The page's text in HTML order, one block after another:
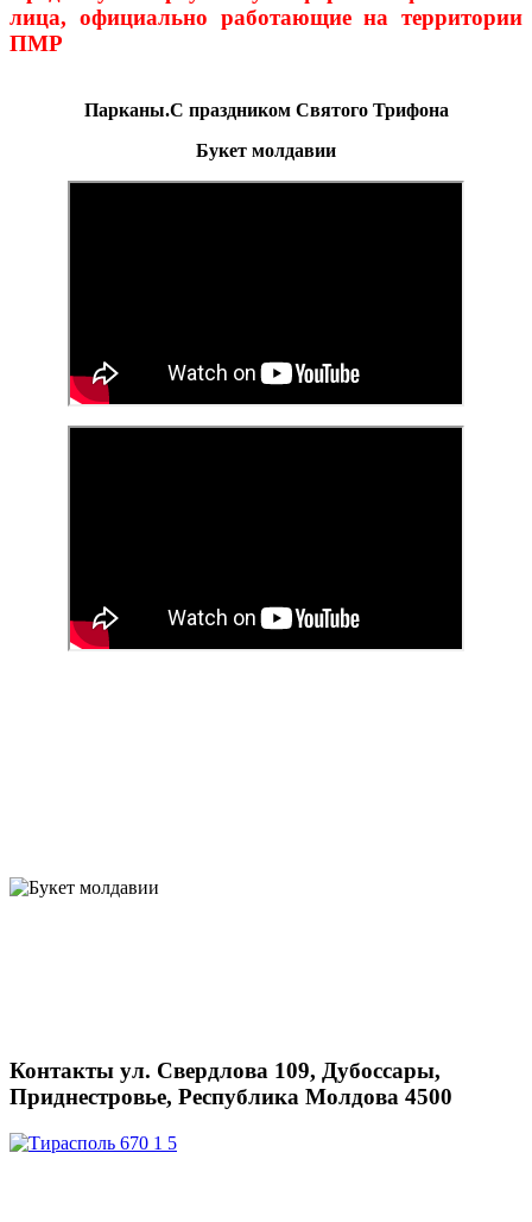
лица, официально работающие на территории
ПМР
Парканы.С праздником Святого Трифона
Букет молдавии
Контакты ул. Свердлова 109, Дубоссары,
Приднестровье, Республика Молдова 4500